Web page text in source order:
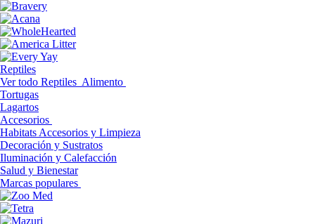
Reptiles
Ver todo Reptiles Alimento
Tortugas
Lagartos
Accesorios
Habitats Accesorios y Limpieza
Decoración y Sustratos
Iluminación y Calefacción
Salud y Bienestar
Marcas populares